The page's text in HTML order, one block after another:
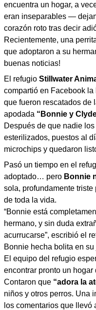
encuentra un hogar, a
eran inseparables —
corazón roto tras decir
Recientemente, una
que adoptaron a su
buenas noticias!
El refugio Stillwater
compartió en Facebook
que fueron rescatados de
apodada “Bonnie y
Después de que nadie
esterilizados, puestos al
microchips y quedaron
Pasó un tiempo en el
adoptado… pero Bonnie
sola, profundamente
de toda la vida.
“Bonnie está
hermano, y sin duda
acurrucarse”, escribió el
Bonnie hecha bolita en su
El equipo del refugio
encontrar pronto un
Contaron que “adora la
niños y otros perros. Una
los comentarios que llevó